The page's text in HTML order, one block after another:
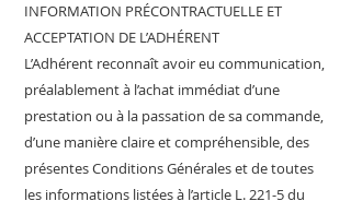
INFORMATION PRÉCONTRACTUELLE ET
ACCEPTATION DE L’ADHÉRENT
L’Adhérent reconnaît avoir eu communication,
préalablement à l’achat immédiat d’une
prestation ou à la passation de sa commande,
d’une manière claire et compréhensible, des
présentes Conditions Générales et de toutes
les informations listées à l’article L. 221-5 du